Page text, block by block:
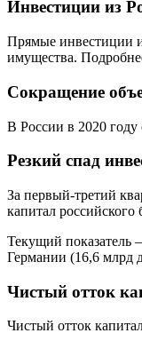
Инвестиции из
Прямые инвестиции
имущества.
Сокращение
В России в 2020
Резкий спад
За первый-третий
капитал
Текущий показатель
Германии (16,6 млрд
Чистый отток
Чистый отток